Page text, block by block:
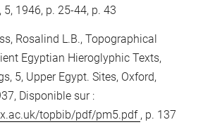
1946, p. 25-44, p. 43
Rosalind L.B., Topographical
Egyptian Hieroglyphic Texts,
5, Upper Egypt. Sites, Oxford,
Disponible sur :
topbib/pdf/pm5.pdf , p. 137